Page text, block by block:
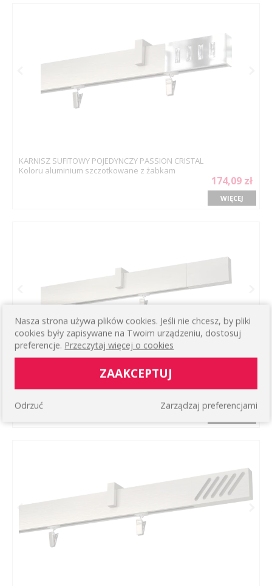
KARNISZ SUFITOWY POJEDYNCZY PASSION CRISTAL
Koloru aluminium szczotkowane z żabkam
174,09 zł
WIĘCEJ
Koloru aluminium szczotkowane z żabkam
169,11 zł
Nasza strona używa plików cookies. Jeśli nie chcesz, by pliki
cookies były zapisywane na Twoim urządzeniu, dostosuj
preferencje. Przeczytaj więcej o cookies
ZAAKCEPTUJ
Zarządzaj preferencjami
Odrzuć